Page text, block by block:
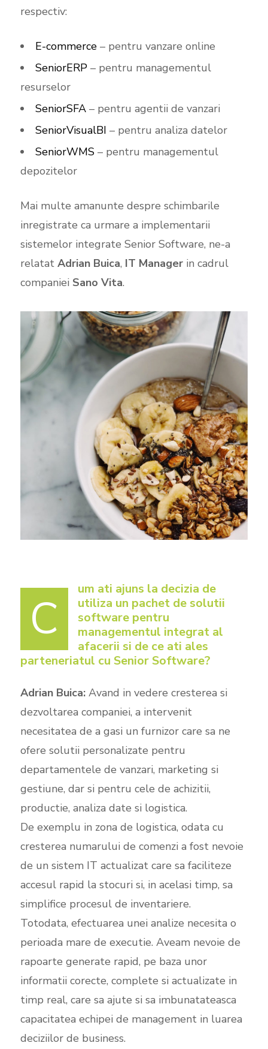
respectiv:
E-commerce– pentru vanzare online
SeniorERP – pentru managementul
resurselor
SeniorSFA – pentru agentii de vanzari
SeniorVisualBI – pentru analiza datelor
SeniorWMS – pentru managementul
depozitelor
Mai multe amanunte despre schimbarile
inregistrate ca urmare a implementarii
sistemelor integrate Senior Software, ne-a
relatat Adrian Buica, IT Managerin cadrul
companiei Sano Vita.
C
um ati ajuns la decizia de
utiliza un pachet de solutii
software pentru
managementul integrat al
afacerii si de ce ati ales
parteneriatul cu Senior Software?
Adrian Buica:Avand in vedere cresterea si
dezvoltarea companiei, a intervenit
necesitatea de a gasi un furnizor care sa ne
ofere solutii personalizate pentru
departamentele de vanzari, marketing si
gestiune, dar si pentru cele de achizitii,
productie, analiza date si logistica.
De exemplu in zona de logistica, odata cu
cresterea numarului de comenzi a fost nevoie
de un sistem IT actualizat care sa faciliteze
accesul rapid la stocuri si, in acelasi timp, sa
simplifice procesul de inventariere.
Totodata, efectuarea unei analize necesita o
perioada mare de executie. Aveam nevoie de
rapoarte generate rapid, pe baza unor
informatii corecte, complete si actualizate in
timp real, care sa ajute si sa imbunatateasca
capacitatea echipei de management in luarea
deciziilor de business.